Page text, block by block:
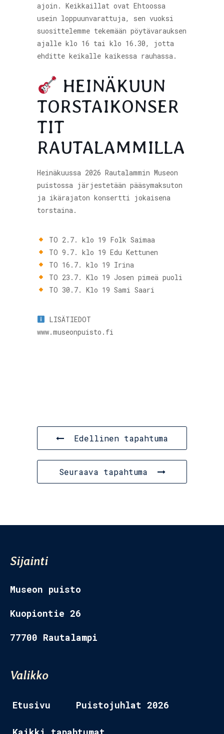
ajoin. Keikkaillat ovat Ehtoossa
usein loppuunvarattuja, sen vuoksi
suosittelemme tekemään pöytävarauksen
ajalle klo 16 tai klo 16.30, jotta
ehditte keikalle kaikessa rauhassa.
HEINÄKUUN
TORSTAIKONSER
TIT
RAUTALAMMILLA
Heinäkuussa 2026 Rautalammin Museon
puistossa järjestetään pääsymaksuton
ja ikärajaton konsertti jokaisena
torstaina.
TO 2.7. klo 19 Folk Saimaa
TO 9.7. klo 19 Edu Kettunen
TO 16.7. klo 19 Irina
TO 23.7. Klo 19 Josen pimeä puoli
TO 30.7. Klo 19 Sami Saari
LISÄTIEDOT
www.museonpuisto.fi
Edellinen tapahtuma
Seuraava tapahtuma
Sijainti
Museon puisto
Kuopiontie 26
77700 Rautalampi
Valikko
Etusivu Puistojuhlat 2026
Etusivu 2
Tapahtumat
Ravintolat